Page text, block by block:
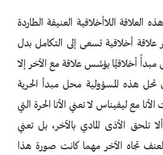
اللاأخلاقية العنيفة الطاردة
علاقة أخلاقية تسعى إلى التكامل بدل
مبدأً أخلاقيًّا يؤسِّس علاقة مع الآخر إلا
تحل هذه المسؤولية محل مبدأ الحرية
مع ليفيناس لا تعني الأنا الحرة التي
تلحق الأذى المادي بالآخر، بل تعني
تجاه الآخر مهما كانت صورة هذا